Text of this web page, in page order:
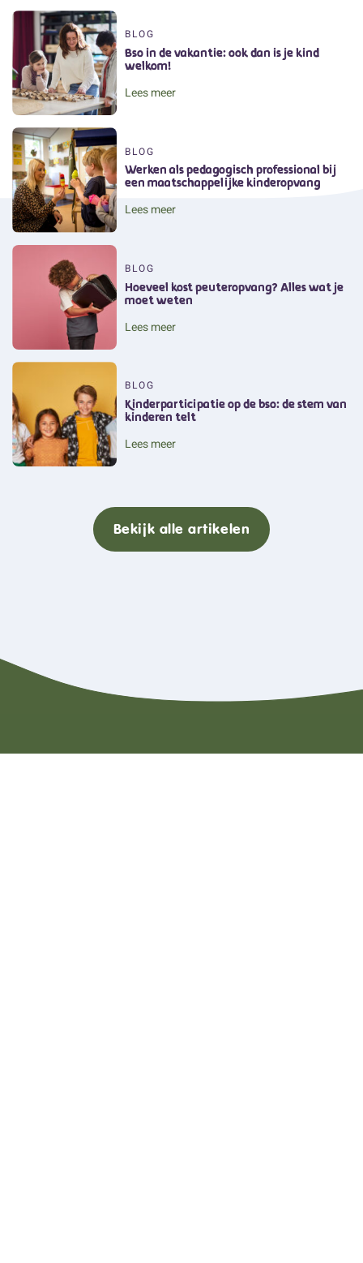
BLOG
Bso in de vakantie: ook dan is je kind
welkom!
Lees meer
BLOG
Werken als pedagogisch professional bij
een maatschappelijke kinderopvang
Lees meer
BLOG
Hoeveel kost peuteropvang? Alles wat je
moet weten
Lees meer
BLOG
Kinderparticipatie op de bso: de stem van
kinderen telt
Lees meer
Bekijk alle artikelen